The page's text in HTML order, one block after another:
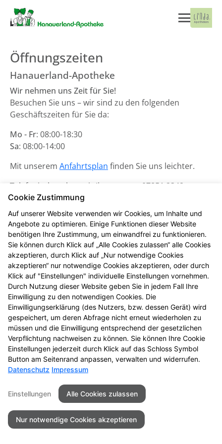
Öffnungszeiten
Hanauerland-Apotheke
Wir nehmen uns Zeit für Sie!
Besuchen Sie uns – wir sind zu den folgenden
Geschäftszeiten für Sie da:
Mo - Fr: 08:00-18:30
Sa: 08:00-14:00
Mit unserem Anfahrtsplan finden Sie uns leichter.
Telefonisch stehen wir Ihnen unter 07851 2342
Verfügung.
Unsere Notdienste finden Sie hier.
Seitenübersicht Kontakt
Impressum
Datenschutz
Barrierefreiheit
© 2026 Hanauerland-Apotheke
Cookie Zustimmung
Auf unserer Website verwenden wir Cookies, um Inhalte und
Angebote zu optimieren. Einige Funktionen dieser Website
benötigen Ihre Zustimmung, um einwandfrei zu funktionieren.
Sie können durch Klick auf „Alle Cookies zulassen“ alle Cookies
akzeptieren, durch Klick auf „Nur notwendige Cookies
akzeptieren“ nur notwendige Cookies akzeptieren, oder durch
Klick auf "Einstellungen" individuelle Einstellungen vornehmen.
Durch Nutzung dieser Website geben Sie in jedem Fall Ihre
Einwilligung zu den notwendigen Cookies. Die
Einwilligungserklärung (des Nutzers, bzw. dessen Gerät) wird
gespeichert, um deren Abfrage nicht erneut wiederholen zu
müssen und die Einwilligung entsprechend der gesetzlichen
Verpflichtung nachweisen zu können. Sie können Ihre Cookie
Einstellungen jederzeit durch Klick auf das Schloss Symbol
Button am Seitenrand anpassen, verwalten und widerrufen.
Datenschutz Impressum
Einstellungen Alle Cookies zulassen
Nur notwendige Cookies akzeptieren